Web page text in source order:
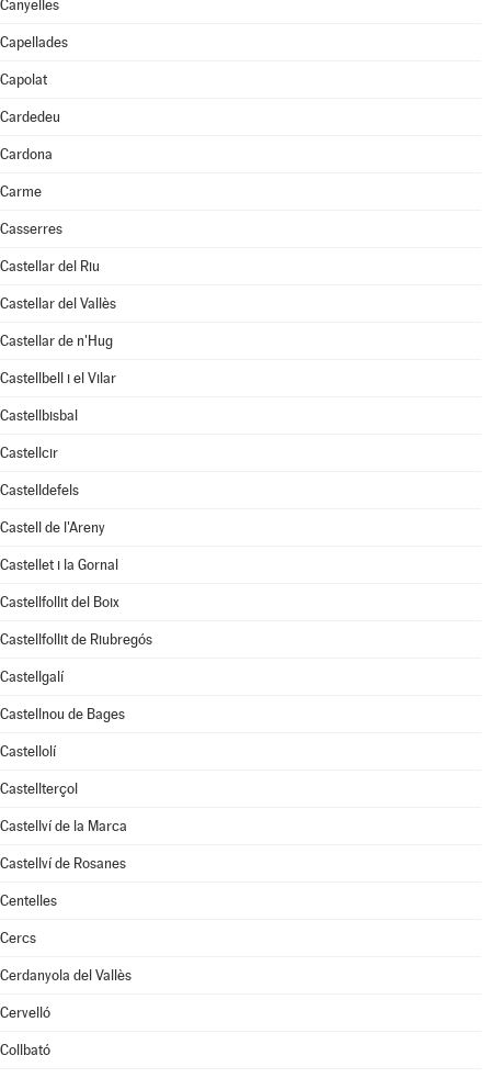
Canyelles
Capellades
Capolat
Cardedeu
Cardona
Carme
Casserres
Castellar del Riu
Castellar del Vallès
Castellar de n'Hug
Castellbell i el Vilar
Castellbisbal
Castellcir
Castelldefels
Castell de l'Areny
Castellet i la Gornal
Castellfollit del Boix
Castellfollit de Riubregós
Castellgalí
Castellnou de Bages
Castellolí
Castellterçol
Castellví de la Marca
Castellví de Rosanes
Centelles
Cercs
Cerdanyola del Vallès
Cervelló
Collbató